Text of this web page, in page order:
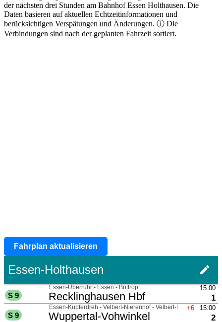
der nächsten drei Stunden am Bahnhof Essen Holthausen. Die
Daten basieren auf aktuellen Echtzeitinformationen und
berücksichtigen Verspätungen und Änderungen. ⓘ Die
Verbindungen sind nach der geplanten Fahrzeit sortiert.
Fahrplan aktualisieren